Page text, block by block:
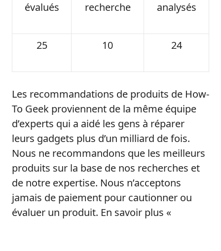
évalués
recherche
analysés
25 10 24
Les recommandations de produits de How-
To Geek proviennent de la même équipe
d’experts qui a aidé les gens à réparer
leurs gadgets plus d’un milliard de fois.
Nous ne recommandons que les meilleurs
produits sur la base de nos recherches et
de notre expertise. Nous n’acceptons
jamais de paiement pour cautionner ou
évaluer un produit. En savoir plus «